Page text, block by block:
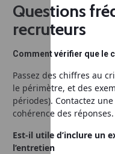
Questions
recruteurs
Comment vérifier que le
Passez des chiffres au
le périmètre, et des
périodes). Contactez
cohérence des réponses.
Est-il utile d’inclure un
l’entretien